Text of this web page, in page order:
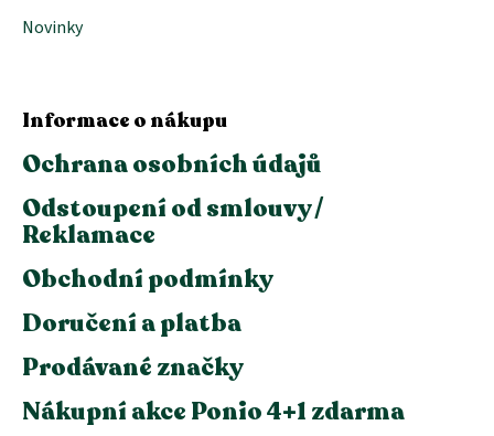
Novinky
Informace o nákupu
Ochrana osobních údajů
Odstoupení od smlouvy /
Reklamace
Obchodní podmínky
Doručení a platba
Prodávané značky
Nákupní akce Ponio 4+1 zdarma